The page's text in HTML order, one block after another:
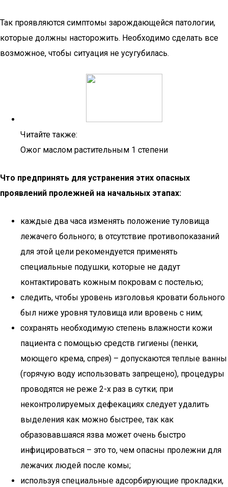
Так проявляются симптомы зарождающейся патологии,
которые должны насторожить. Необходимо сделать все
возможное, чтобы ситуация не усугубилась.
Читайте также:
Ожог маслом растительным 1 степени
Что предпринять для устранения этих опасных
проявлений пролежней на начальных этапах:
каждые два часа изменять положение туловища
лежачего больного; в отсутствие противопоказаний
для этой цели рекомендуется применять
специальные подушки, которые не дадут
контактировать кожным покровам с постелью;
следить, чтобы уровень изголовья кровати больного
был ниже уровня туловища или вровень с ним;
сохранять необходимую степень влажности кожи
пациента с помощью средств гигиены (пенки,
моющего крема, спрея) – допускаются теплые ванны
(горячую воду использовать запрещено), процедуры
проводятся не реже 2-х раз в сутки; при
неконтролируемых дефекациях следует удалить
выделения как можно быстрее, так как
образовавшаяся язва может очень быстро
инфицироваться – это то, чем опасны пролежни для
лежачих людей после комы;
используя специальные адсорбирующие прокладки,